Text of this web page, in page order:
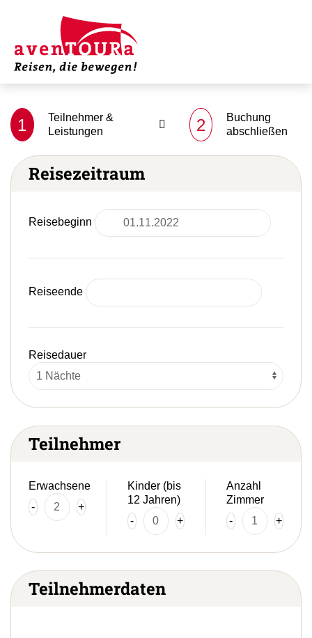
1
Teilnehmer &
Leistungen
2
Buchung
abschließen
Reisezeitraum
Reisebeginn
Reiseende
Reisedauer
Teilnehmer
Erwachsene
-
+
Kinder (bis
12 Jahren)
-
+
Anzahl
Zimmer
-
+
Teilnehmerdaten